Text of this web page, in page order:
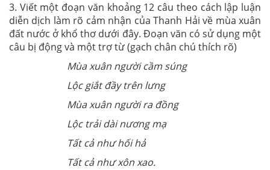
3. Viết một đoạn văn khoảng 12 câu theo cách lập luận
diễn dịch làm rõ cảm nhận của Thanh Hải về mùa xuân
đất nước ở khổ thơ dưới đây. Đoạn văn có sử dụng một
câu bị động và một trợ từ (gạch chân chú thích rõ)
Mùa xuân người cầm súng
Lộc giắt đầy trên lưng
Mùa xuân người ra đồng
Lộc trải dài nương mạ
Tất cả như hối hả
Tất cả như xôn xao.